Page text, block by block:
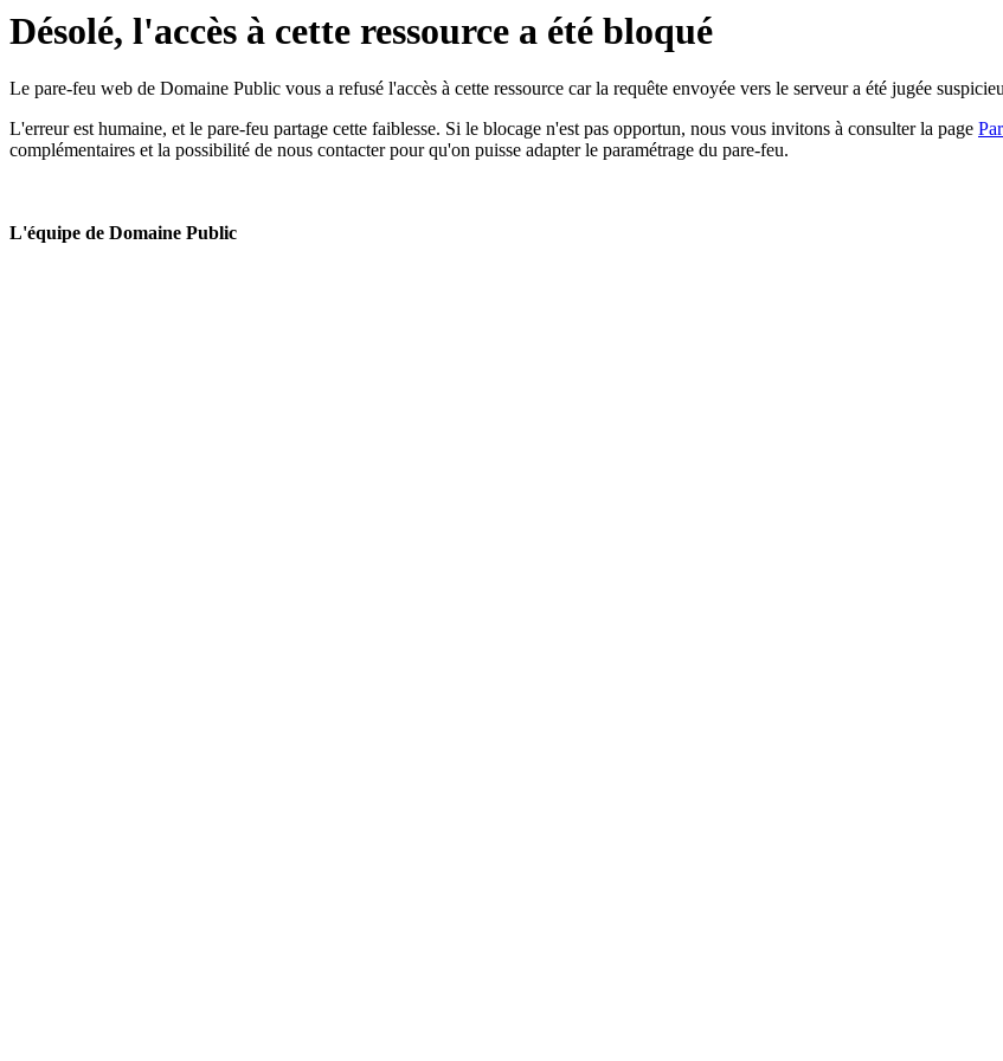
Désolé, l'accès à cette ressource a été bloqué
Le pare-feu web de Domaine Public vous a refusé l'accès à cette ressource car la requête envoyée vers le serveur a été jugée
L'erreur est humaine, et le pare-feu partage cette faiblesse. Si le blocage n'est pas opportun, nous vous invitons à consulter la page
complémentaires et la possibilité de nous contacter pour qu'on puisse adapter le paramétrage du pare-feu.
L'équipe de Domaine Public